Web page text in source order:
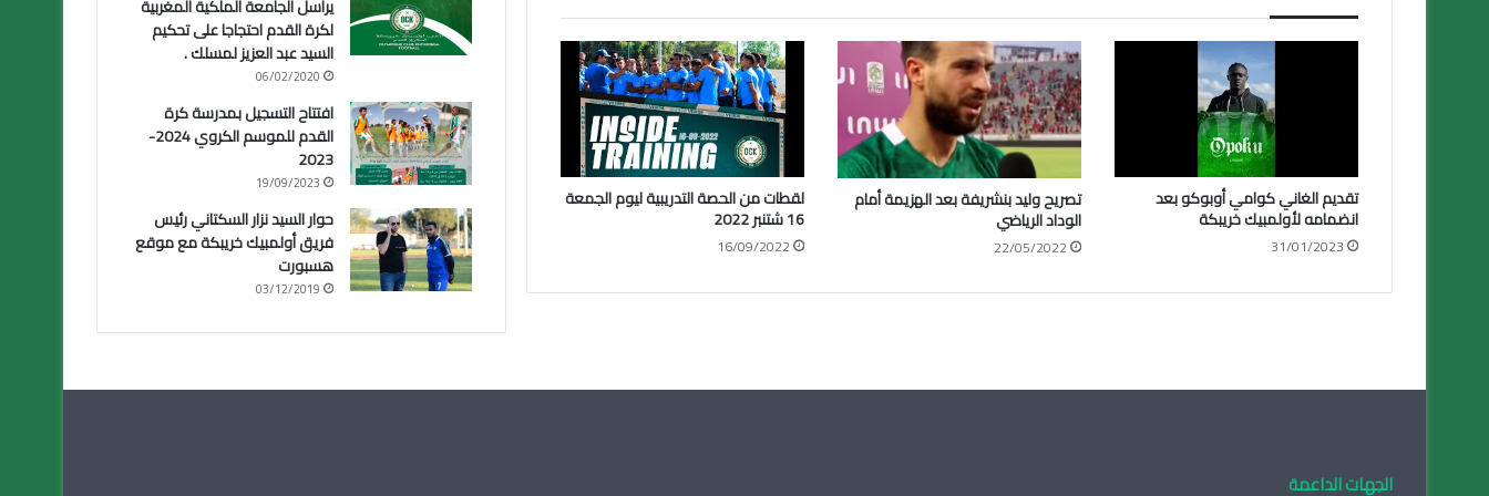
تقديم الغاني كوامي أوبوكو بعد
انضمامه لأولمبيك خريبكة
31/01/2023
تصريح وليد بنشريفة بعد الهزيمة أمام
الوداد الرياضي
22/05/2022
لقطات من الحصة التدريبية ليوم الجمعة
16 شتنبر 2022
16/09/2022
يراسل الجامعة الملكية المغربية
لكرة القدم احتجاجا على تحكيم
السيد عبد العزيز لمسلك .
06/02/2020
افتتاح التسجيل بمدرسة كرة
القدم للموسم الكروي 2024-
2023
19/09/2023
حوار السيد نزار السكتاني رئيس
فريق أولمبيك خريبكة مع موقع
هسبورت
03/12/2019
الجهات الداعمة